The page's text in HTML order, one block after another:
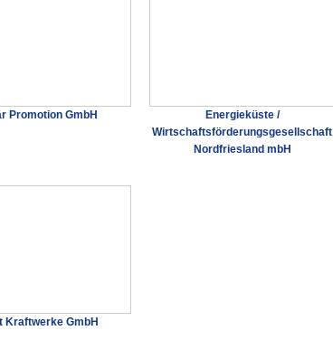
Promotion GmbH
Energieküste /
Wirtschaftsförderungsgesellschaft
Nordfriesland mbH
Kraftwerke GmbH